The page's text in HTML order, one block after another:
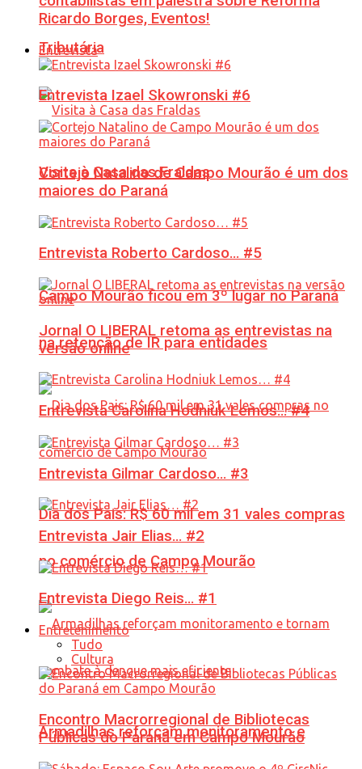
Tributária
Visita à Casa das Fraldas
Campo Mourão ficou em 3º lugar no Paraná
na retenção de IR para entidades
Dia dos Pais: R$ 60 mil em 31 vales compras
no comércio de Campo Mourão
Armadilhas reforçam monitoramento e
Ricardo Borges, Eventos!
Entrevista
Entrevista Izael Skowronski #6
Cortejo Natalino de Campo Mourão é um dos
maiores do Paraná
Entrevista Roberto Cardoso… #5
Jornal O LIBERAL retoma as entrevistas na
versão online
Entrevista Carolina Hodniuk Lemos… #4
Entrevista Gilmar Cardoso… #3
Entrevista Jair Elias… #2
Entrevista Diego Reis… #1
Entretenimento
Tudo
Cultura
Encontro Macrorregional de Bibliotecas
Públicas do Paraná em Campo Mourão